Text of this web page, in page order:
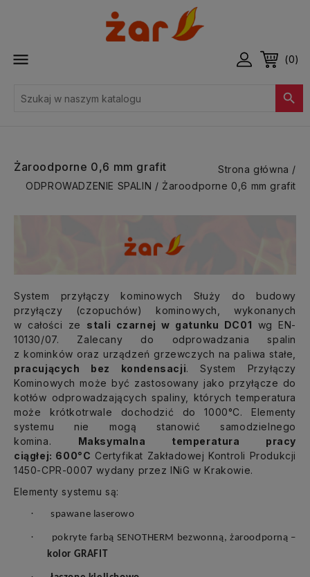
 (0)

Żaroodporne 0,6 mm grafit
Strona główna
ODPROWADZENIE SPALIN
Żaroodporne 0,6 mm grafit
System przyłączy kominowych Służy do budowy
przyłączy (czopuchów) kominowych, wykonanych
w całości ze stali czarnej w gatunku DC01 wg EN-
10130/07. Zalecany do odprowadzania spalin
z kominków oraz urządzeń grzewczych na paliwa stałe,
pracujących bez kondensacji. System Przyłączy
Kominowych może być zastosowany jako przyłącze do
kotłów odprowadzających spaliny, których temperatura
może krótkotrwale dochodzić do 1000°C. Elementy
systemu nie mogą stanowić samodzielnego
komina. Maksymalna temperatura pracy
ciągłej: 600°C Certyfikat Zakładowej Kontroli Produkcji
1450-CPR-0007 wydany przez INiG w Krakowie.
Elementy systemu są:
· spawane laserowo
·
pokryte farbą SENOTHERM bezwonną, żaroodporną –
kolor GRAFIT